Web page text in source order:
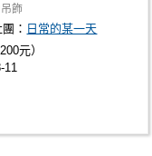
飾
： 日常的某一天
元）
11